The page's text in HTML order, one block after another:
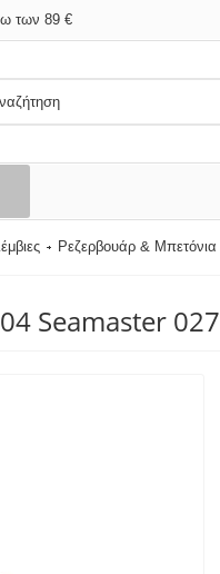
των 89 €
Ρεζερβουάρ & Μπετόνια
Seamaster